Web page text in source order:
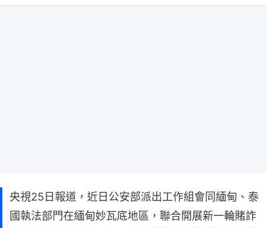
央視25日報道，近日公安部派出工作組會同緬甸、泰
國執法部門在緬甸妙瓦底地區，聯合開展新一輪賭詐